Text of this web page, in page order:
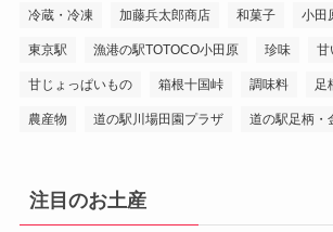
冷蔵・冷凍 加藤兵太郎商店 和菓子 小田
東京駅 漁港の駅TOTOCO小田原 珍味 甘
甘じょっぱいもの 箱根十国峠 調味料 足
農産物 道の駅川場田園プラザ 道の駅足柄・
注目のお土産